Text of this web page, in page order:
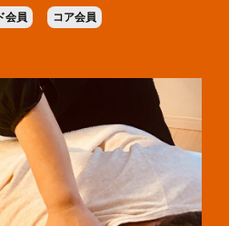
会員 コア会員